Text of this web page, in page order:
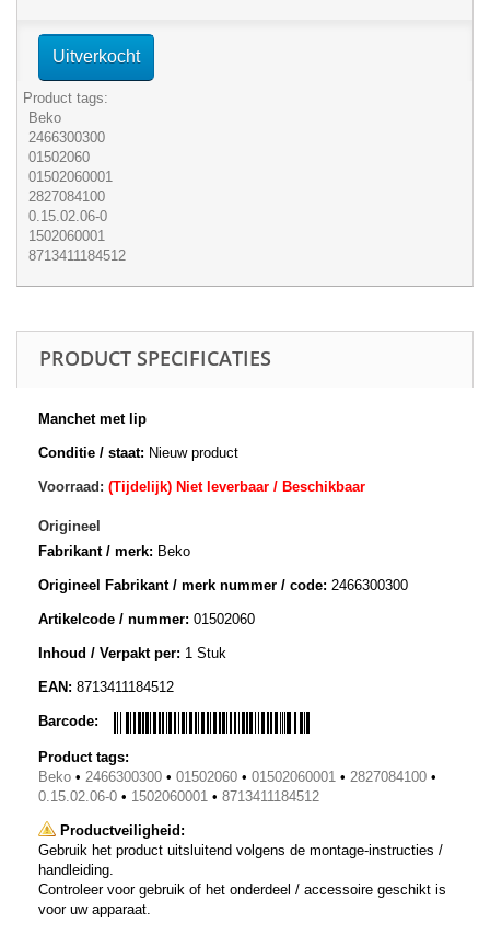
Uitverkocht
Product tags:
Beko
2466300300
01502060
01502060001
2827084100
0.15.02.06-0
1502060001
8713411184512
PRODUCT SPECIFICATIES
Manchet met lip
Conditie / staat: Nieuw product
Voorraad: (Tijdelijk) Niet leverbaar / Beschikbaar
Origineel
Fabrikant / merk: Beko
Origineel Fabrikant / merk nummer / code: 2466300300
Artikelcode / nummer: 01502060
Inhoud / Verpakt per: 1 Stuk
EAN: 8713411184512
Barcode:
Product tags:
Beko • 2466300300 • 01502060 • 01502060001 • 2827084100 •
0.15.02.06-0 • 1502060001 • 8713411184512
Productveiligheid:
Gebruik het product uitsluitend volgens de montage-instructies /
handleiding.
Controleer voor gebruik of het onderdeel / accessoire geschikt is
voor uw apparaat.